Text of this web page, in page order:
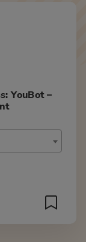
YouBot –